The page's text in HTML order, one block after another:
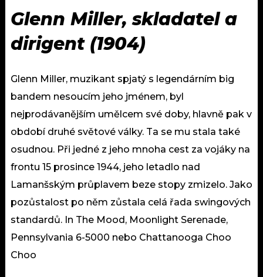
Glenn Miller, skladatel a
dirigent (1904)
Glenn Miller, muzikant spjatý s legendárním big
bandem nesoucím jeho jménem, byl
nejprodávanějším umělcem své doby, hlavně pak v
období druhé světové války. Ta se mu stala také
osudnou. Při jedné z jeho mnoha cest za vojáky na
frontu 15 prosince 1944, jeho letadlo nad
Lamanšským průplavem beze stopy zmizelo. Jako
pozůstalost po něm zůstala celá řada swingových
standardů. In The Mood, Moonlight Serenade,
Pennsylvania 6-5000 nebo Chattanooga Choo
Choo